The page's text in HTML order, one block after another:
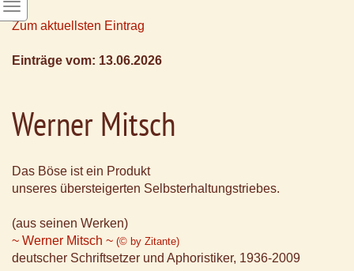
Zum aktuellsten Eintrag
Einträge vom: 13.06.2026
Werner Mitsch
Das Böse ist ein Produkt
unseres übersteigerten Selbsterhaltungstriebes.
(aus seinen Werken)
~ Werner Mitsch ~ (© by Zitante)
deutscher Schriftsetzer und Aphoristiker, 1936-2009